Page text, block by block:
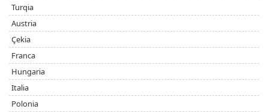
Turqia
Austria
Çekia
Franca
Hungaria
Italia
Polonia